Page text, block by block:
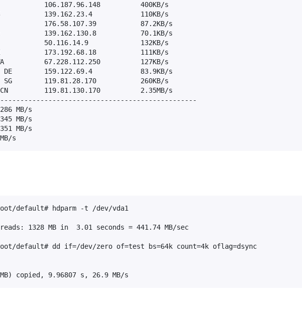
106.187.96.148          400KB/s
139.162.23.4            110KB/s
176.58.107.39           87.2KB/s
139.162.130.8           70.1KB/s
50.116.14.9             132KB/s
173.192.68.18           111KB/s
67.228.112.250          127KB/s
DE        159.122.69.4            83.9KB/s
SG        119.81.28.170           260KB/s
CN         119.81.130.170          2.35MB/s
MB/s
MB/s
MB/s
s
default# hdparm -t /dev/vda1
1328 MB in  3.01 seconds = 441.74 MB/sec
default# dd if=/dev/zero of=test bs=64k count=4k oflag=dsync
copied, 9.96807 s, 26.9 MB/s